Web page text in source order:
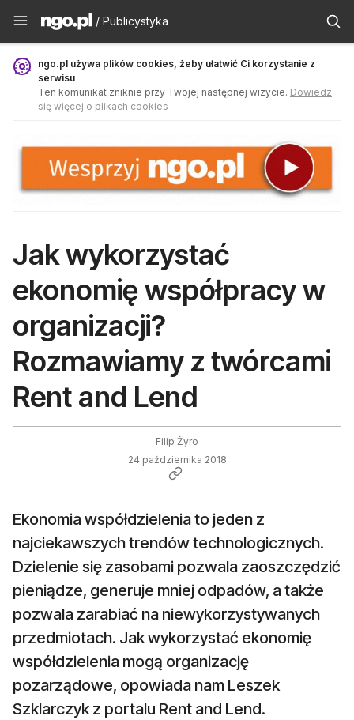
Publicystyka - ngo.pl
/ Publicystyka
ngo.pl używa plików cookies, żeby ułatwić Ci korzystanie z
serwisu
Ten komunikat zniknie przy Twojej następnej wizycie. Dowiedz
się więcej o plikach cookies
Jak wykorzystać
ekonomię współpracy w
organizacji?
Rozmawiamy z twórcami
Rent and Lend
Filip Żyro
24 października 2018
Ekonomia współdzielenia to jeden z
najciekawszych trendów technologicznych.
Dzielenie się zasobami pozwala zaoszczędzić
pieniądze, generuje mniej odpadów, a także
pozwala zarabiać na niewykorzystywanych
przedmiotach. Jak wykorzystać ekonomię
współdzielenia mogą organizację
pozarządowe, opowiada nam Leszek
Szklarczyk z portalu Rent and Lend.